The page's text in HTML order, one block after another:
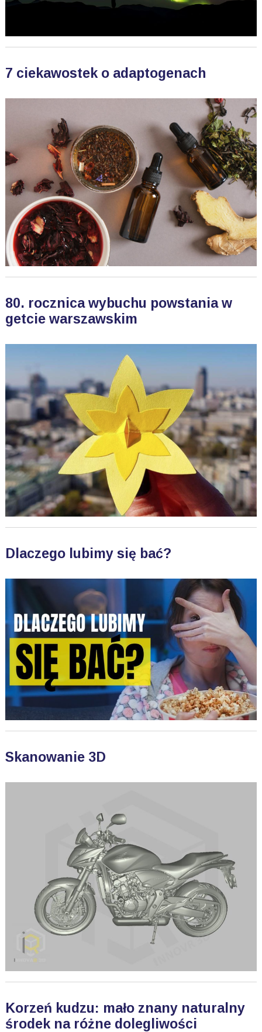
7 ciekawostek o adaptogenach
80. rocznica wybuchu powstania w
getcie warszawskim
Dlaczego lubimy się bać?
Skanowanie 3D
Korzeń kudzu: mało znany naturalny
środek na różne dolegliwości